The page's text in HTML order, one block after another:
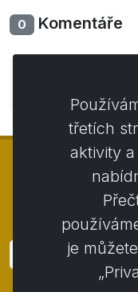
0 Komentáře
©
třetích
aktivity
je